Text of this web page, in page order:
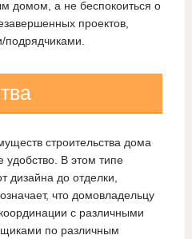
домом, а не беспокоиться о
проектов,
подрядчиками.
строительства дома
удобство. В этом типе
дизайна до отделки,
что домовладельцу
с различными
по различным